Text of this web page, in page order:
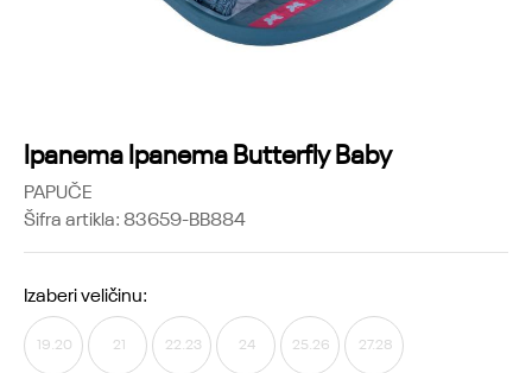
Ipanema Ipanema Butterfly Baby
PAPUČE
Šifra artikla:83659-BB884
Izaberi veličinu:
19.20 21 22.23 24 25.26 27.28